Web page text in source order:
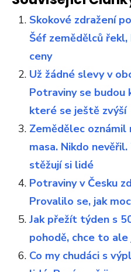
Skokové zdražení
Šéf zemědělců
ceny
Už žádné slevy v
Potraviny se budou
které se ještě zvýší
Zemědělec oznámil
masa. Nikdo
stěžují si lidé
Potraviny v Česku
Provalilo se, jak
Jak přežít týden s
pohodě, chce to
Co my chudáci s